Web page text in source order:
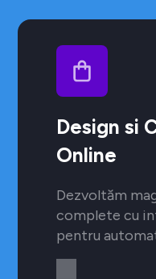
Design si
Online
Dezvoltăm
complete cu
pentru